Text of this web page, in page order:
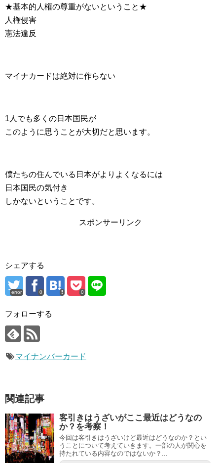
★基本的人権の尊重がないということ★
人権侵害
憲法違反
マイナカードは絶対に作らない
1人でも多くの日本国民が
このように思うことが大切だと思います。
僕たちの住んでいる日本がよりよくなるには
日本国民の気付き
しかないということです。
スポンサーリンク
シェアする
error 0 0
フォローする
マイナンバーカード
関連記事
客引きはうざいがここ最近はどうなの
か？を考察！
今回は客引きはうざいけど最近はどうなのか？とい
うことについて考えていきます。一部の人が関心を
持たれている内容なのではないか？...